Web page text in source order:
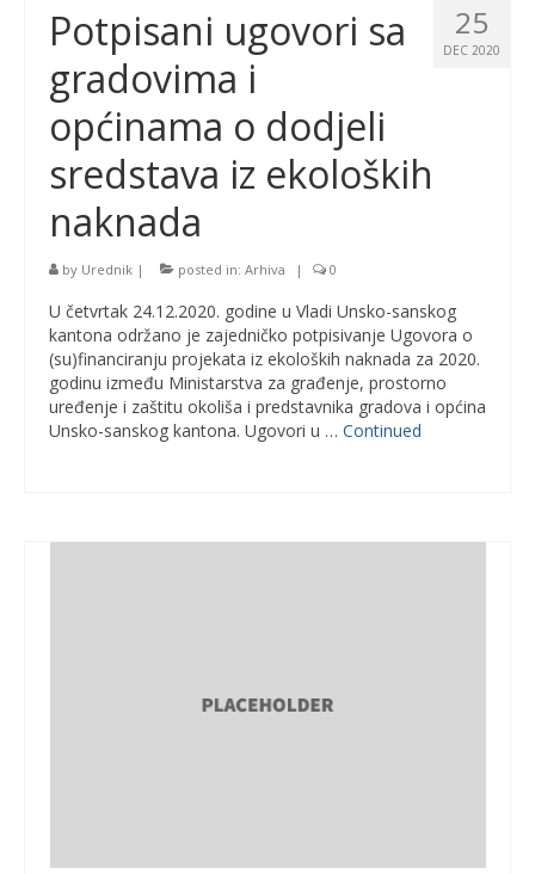
25
DEC 2020
Potpisani ugovori sa
gradovima i
općinama o dodjeli
sredstava iz ekoloških
naknada
by Urednik | posted in: Arhiva | 0
U četvrtak 24.12.2020. godine u Vladi Unsko-sanskog
kantona održano je zajedničko potpisivanje Ugovora o
(su)financiranju projekata iz ekoloških naknada za 2020.
godinu između Ministarstva za građenje, prostorno
uređenje i zaštitu okoliša i predstavnika gradova i općina
Unsko-sanskog kantona. Ugovori u … Continued